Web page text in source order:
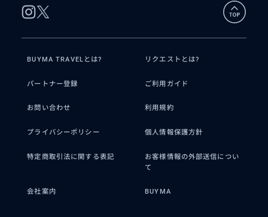
BUYMA TRAVELとは? リクエストとは?
パートナー登録 ご利用ガイド
お問い合わせ 利用規約
プライバシーポリシー 個人情報保護方針
特定商取引法に関する表記
お客様情報の外部送信につい
て
会社案内 BUYMA